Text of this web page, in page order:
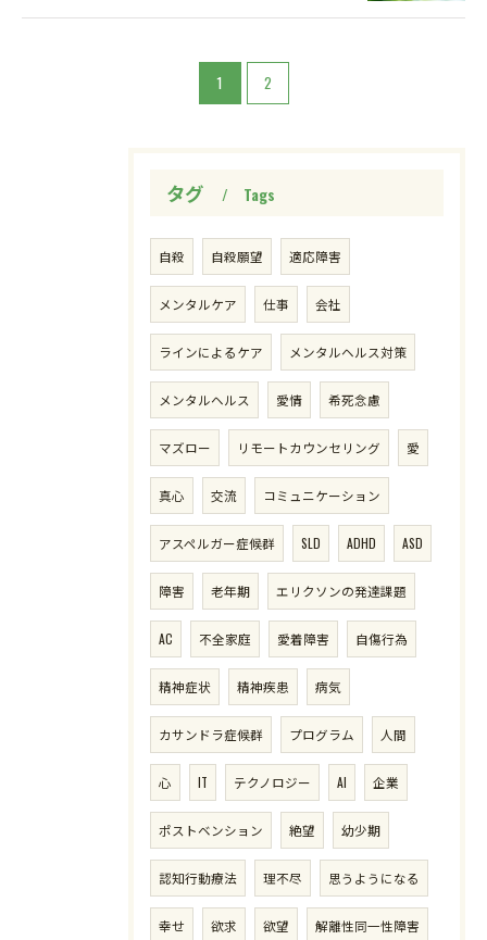
1 2
タグ Tags
自殺 自殺願望 適応障害
メンタルケア 仕事 会社
ラインによるケア メンタルヘルス対策
メンタルヘルス 愛情 希死念慮
マズロー リモートカウンセリング 愛
真心 交流 コミュニケーション
アスペルガー症候群 SLD ADHD ASD
障害 老年期 エリクソンの発達課題
AC 不全家庭 愛着障害 自傷行為
精神症状 精神疾患 病気
カサンドラ症候群 プログラム 人間
心 IT テクノロジー AI 企業
ポストベンション 絶望 幼少期
認知行動療法 理不尽 思うようになる
幸せ 欲求 欲望 解離性同一性障害
ご予約・お問い合わせはこちら